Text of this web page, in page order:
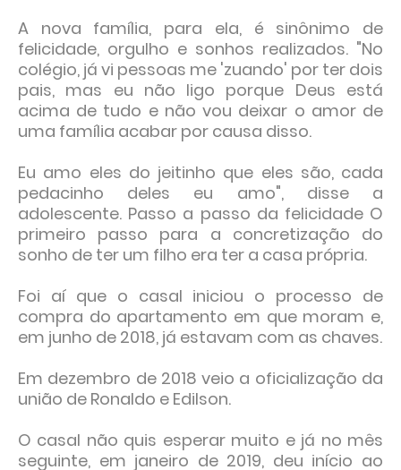
A nova família, para ela, é sinônimo de
felicidade, orgulho e sonhos realizados. "No
colégio, já vi pessoas me 'zuando' por ter dois
pais, mas eu não ligo porque Deus está
acima de tudo e não vou deixar o amor de
uma família acabar por causa disso.
Eu amo eles do jeitinho que eles são, cada
pedacinho deles eu amo", disse a
adolescente. Passo a passo da felicidade O
primeiro passo para a concretização do
sonho de ter um filho era ter a casa própria.
Foi aí que o casal iniciou o processo de
compra do apartamento em que moram e,
em junho de 2018, já estavam com as chaves.
Em dezembro de 2018 veio a oficialização da
união de Ronaldo e Edilson.
O casal não quis esperar muito e já no mês
seguinte, em janeiro de 2019, deu início ao